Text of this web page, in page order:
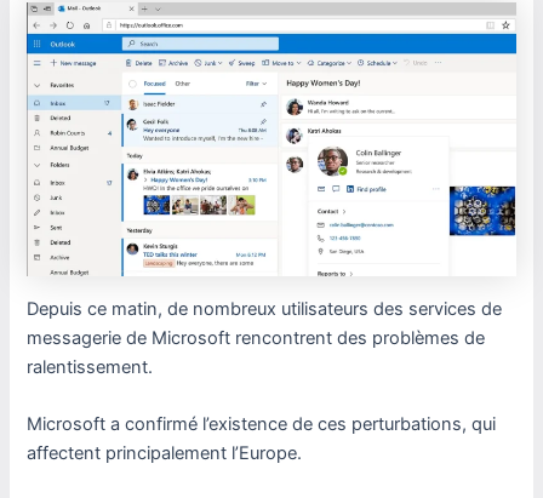
Depuis ce matin, de nombreux utilisateurs des services de
messagerie de Microsoft rencontrent des problèmes de
ralentissement.
Microsoft a confirmé l’existence de ces perturbations, qui
affectent principalement l’Europe.